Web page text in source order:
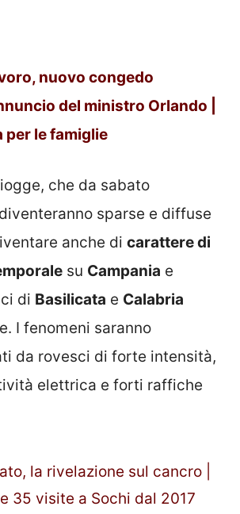
nuovo congedo
del ministro Orlando |
per le famiglie
che da sabato
sparse e diffuse
anche di carattere di
su Campania e
di Basilicata e Calabria
I fenomeni saranno
da rovesci di forte intensità,
elettrica e forti raffiche
la rivelazione sul cancro |
35 visite a Sochi dal 2017